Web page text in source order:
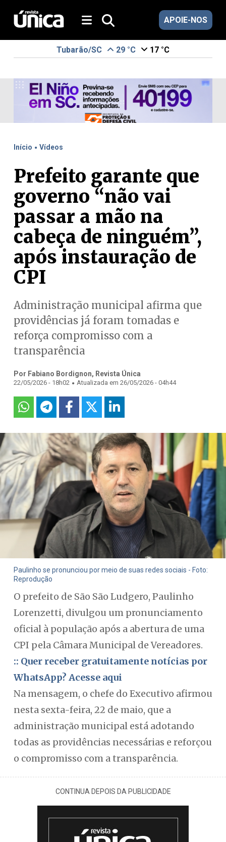
APOIE-NOS
Tubarão/SC 29 °C 17 °C
Início . Vídeos
Prefeito garante que
governo “não vai
passar a mão na
cabeça de ninguém”,
após instauração de
CPI
Administração municipal afirma que
providências já foram tomadas e
reforça compromisso com a
transparência
Por Fabiano Bordignon, Revista Única
22/05/2026 - 18h02 . Atualizada em 26/05/2026 - 04h44
Paulinho se pronunciou por meio de suas redes sociais - Foto:
Reprodução
O prefeito de São São Ludgero, Paulinho
Lorenzetti, divulgou um pronunciamento
oficial à população após a abertura de uma
CPI pela Câmara Municipal de Vereadores.
:: Quer receber gratuitamente notícias por
WhatsApp? Acesse aqui
Na mensagem, o chefe do Executivo afirmou
nesta sexta-feira, 22 de maio, que a
administração municipal está adotando
todas as providências necessárias e reforçou
o compromisso com a transparência.
CONTINUA DEPOIS DA PUBLICIDADE